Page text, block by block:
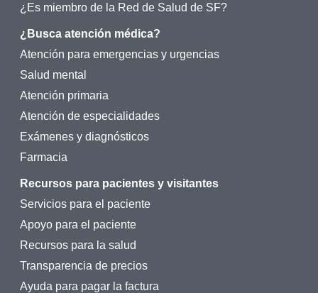
¿Es miembro de la Red de Salud de SF?
¿Busca atención médica?
Atención para emergencias y urgencias
Salud mental
Atención primaria
Atención de especialidades
Exámenes y diagnósticos
Farmacia
Recursos para pacientes y visitantes
Servicios para el paciente
Apoyo para el paciente
Recursos para la salud
Transparencia de precios
Ayuda para pagar la factura